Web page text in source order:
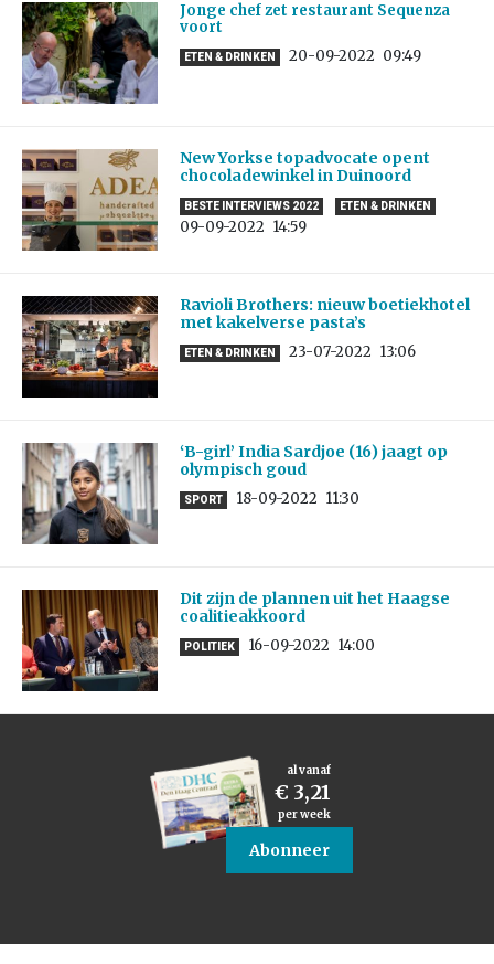
Jonge chef zet restaurant Sequenza
voort
ETEN & DRINKEN 20-09-2022 09:49
New Yorkse topadvocate opent
chocoladewinkel in Duinoord
BESTE INTERVIEWS 2022 ETEN & DRINKEN
09-09-2022 14:59
Ravioli Brothers: nieuw boetiekhotel
met kakelverse pasta’s
ETEN & DRINKEN 23-07-2022 13:06
‘B-girl’ India Sardjoe (16) jaagt op
olympisch goud
SPORT 18-09-2022 11:30
Dit zijn de plannen uit het Haagse
coalitieakkoord
POLITIEK 16-09-2022 14:00
al vanaf
€ 3,21
per week
Abonneer